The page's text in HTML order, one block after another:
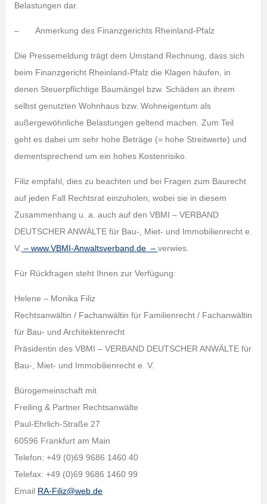
Belastungen dar.
– Anmerkung des Finanzgerichts Rheinland-Pfalz
Die Pressemeldung trägt dem Umstand Rechnung, dass sich
beim Finanzgericht Rheinland-Pfalz die Klagen häufen, in
denen Steuerpflichtige Baumängel bzw. Schäden an ihrem
selbst genutzten Wohnhaus bzw. Wohneigentum als
außergewöhnliche Belastungen geltend machen. Zum Teil
geht es dabei um sehr hohe Beträge (= hohe Streitwerte) und
dementsprechend um ein hohes Kostenrisiko.
Filiz empfahl, dies zu beachten und bei Fragen zum Baurecht
auf jeden Fall Rechtsrat einzuholen, wobei sie in diesem
Zusammenhang u. a. auch auf den VBMI – VERBAND
DEUTSCHER ANWÄLTE für Bau-, Miet- und Immobilienrecht e.
V. – www.VBMI-Anwaltsverband.de – verwies.
Für Rückfragen steht Ihnen zur Verfügung:
Helene – Monika Filiz
Rechtsanwältin / Fachanwältin für Familienrecht / Fachanwältin
für Bau- und Architektenrecht
Präsidentin des VBMI – VERBAND DEUTSCHER ANWÄLTE für
Bau-, Miet- und Immobilienrecht e. V.
Bürogemeinschaft mit
Freiling & Partner Rechtsanwälte
Paul-Ehrlich-Straße 27
60596 Frankfurt am Main
Telefon: +49 (0)69 9686 1460 40
Telefax: +49 (0)69 9686 1460 99
Email RA-Filiz@web.de